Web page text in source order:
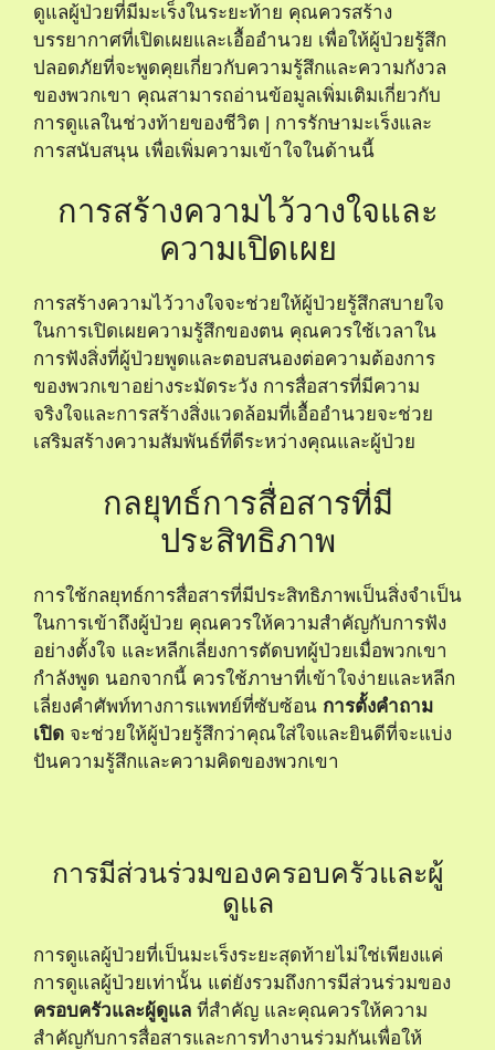
ดูแลผู้ป่วยที่มีมะเร็งในระยะท้าย คุณควรสร้าง
บรรยากาศที่เปิดเผยและเอื้ออำนวย เพื่อให้ผู้ป่วยรู้สึก
ปลอดภัยที่จะพูดคุยเกี่ยวกับความรู้สึกและความกังวล
ของพวกเขา คุณสามารถอ่านข้อมูลเพิ่มเติมเกี่ยวกับ
การดูแลในช่วงท้ายของชีวิต | การรักษามะเร็งและ
การสนับสนุน เพื่อเพิ่มความเข้าใจในด้านนี้
การสร้างความไว้วางใจและ
ความเปิดเผย
การสร้างความไว้วางใจจะช่วยให้ผู้ป่วยรู้สึกสบายใจ
ในการเปิดเผยความรู้สึกของตน คุณควรใช้เวลาใน
การฟังสิ่งที่ผู้ป่วยพูดและตอบสนองต่อความต้องการ
ของพวกเขาอย่างระมัดระวัง การสื่อสารที่มีความ
จริงใจและการสร้างสิ่งแวดล้อมที่เอื้ออำนวยจะช่วย
เสริมสร้างความสัมพันธ์ที่ดีระหว่างคุณและผู้ป่วย
กลยุทธ์การสื่อสารที่มี
ประสิทธิภาพ
การใช้กลยุทธ์การสื่อสารที่มีประสิทธิภาพเป็นสิ่งจำเป็น
ในการเข้าถึงผู้ป่วย คุณควรให้ความสำคัญกับการฟัง
อย่างตั้งใจ และหลีกเลี่ยงการตัดบทผู้ป่วยเมื่อพวกเขา
กำลังพูด นอกจากนี้ ควรใช้ภาษาที่เข้าใจง่ายและหลีก
เลี่ยงคำศัพท์ทางการแพทย์ที่ซับซ้อน การตั้งคำถาม
เปิด จะช่วยให้ผู้ป่วยรู้สึกว่าคุณใส่ใจและยินดีที่จะแบ่ง
ปันความรู้สึกและความคิดของพวกเขา
การมีส่วนร่วมของครอบครัวและผู้
ดูแล
การดูแลผู้ป่วยที่เป็นมะเร็งระยะสุดท้ายไม่ใช่เพียงแค่
การดูแลผู้ป่วยเท่านั้น แต่ยังรวมถึงการมีส่วนร่วมของ
ครอบครัวและผู้ดูแล ที่สำคัญ และคุณควรให้ความ
สำคัญกับการสื่อสารและการทำงานร่วมกันเพื่อให้